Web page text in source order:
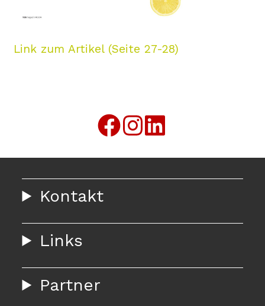
Link zum Artikel (Seite 27-28)
Kontakt
Links
Partner